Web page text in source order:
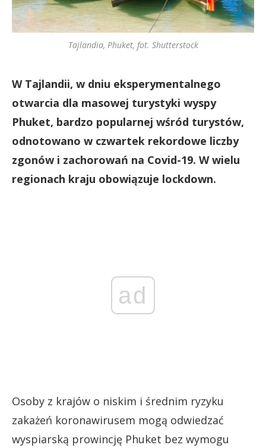
Tajlandia, Phuket, fot. Shutterstock
W Tajlandii, w dniu eksperymentalnego
otwarcia dla masowej turystyki wyspy
Phuket, bardzo popularnej wśród turystów,
odnotowano w czwartek rekordowe liczby
zgonów i zachorowań na Covid-19. W wielu
regionach kraju obowiązuje lockdown.
ad
Osoby z krajów o niskim i średnim ryzyku
zakażeń koronawirusem mogą odwiedzać
wyspiarską prowincję Phuket bez wymogu